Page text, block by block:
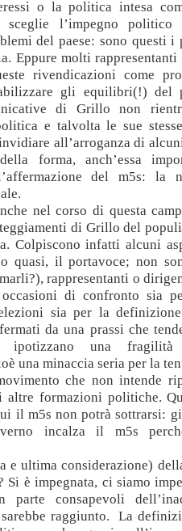
o la politica intesa
sceglie l’impegno
del paese: sono questi
Eppure molti
rivendicazioni come
gli equilibri(!) del
di Grillo non
e talvolta le sue
all’arroganza di
forma, anch’essa
del m5s: la
nel corso di questa
di Grillo del
Colpiscono infatti alcuni
quasi, il portavoce; non
rappresentanti o
di confronto sia
sia per la
da una prassi che
ipotizzano una
una minaccia seria per la
che non intende
altre formazioni politiche.
il m5s non potrà sottrarsi:
incalza il m5s
e ultima considerazione)
Si è impegnata, ci siamo
parte consapevoli
raggiunto. La